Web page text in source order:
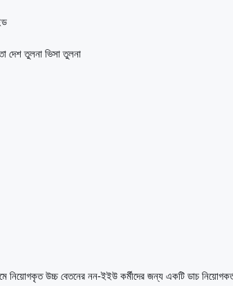
দেশ তুলনা ভিসা তুলনা
দেশ
নিয়োগকৃত উচ্চ বেতনের নন-ইইউ কর্মীদের জন্য একটি ডাচ